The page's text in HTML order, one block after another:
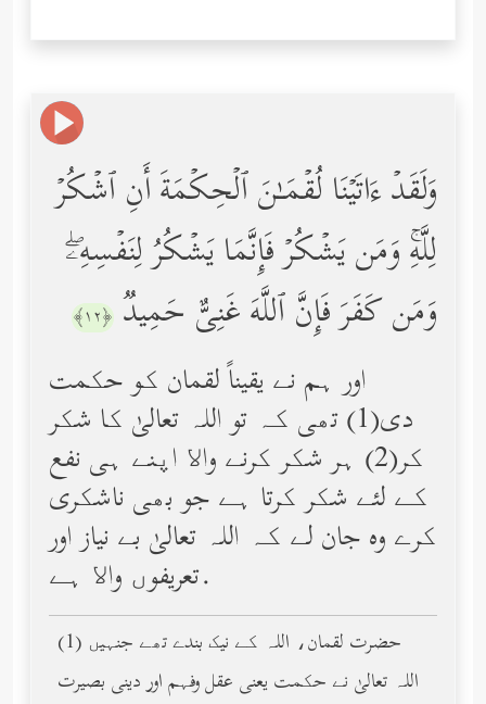
وَلَقَدۡ ءَاتَیۡنَا لُقۡمَـٰنَ ٱلۡحِكۡمَةَ أَنِ ٱشۡكُرۡ
لِلَّهِۚ وَمَن یَشۡكُرۡ فَإِنَّمَا یَشۡكُرُ لِنَفۡسِهِۦۖ
وَمَن كَفَرَ فَإِنَّ ٱللَّهَ غَنِیٌّ حَمِیدࣱ ﴿١٢﴾
اور ہم نے یقیناً لقمان کو حکمت
دی(1) تھی کہ تو اللہ تعالیٰ کا شکر
کر(2) ہر شکر کرنے واﻻ اپنے ہی نفع
کے لئے شکر کرتا ہے جو بھی ناشکری
کرے وه جان لے کہ اللہ تعالیٰ بے نیاز اور
تعریفوں واﻻ ہے.
(1) حضرت لقمان، اللہ کے نیک بندے تھے جنہیں
اللہ تعالیٰ نے حکمت یعنی عقل وفہم اور دینی بصیرت